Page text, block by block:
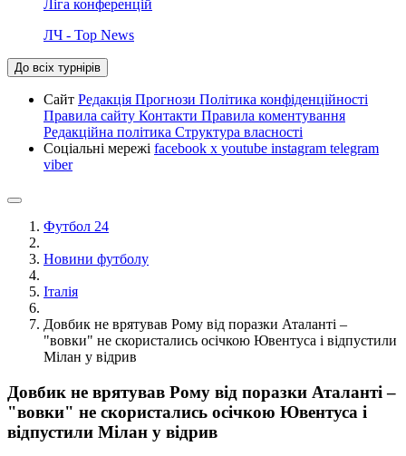
Ліга конференцій
ЛЧ - Top News
До всіх турнірів
Сайт Редакція Прогнози Політика конфіденційності
Правила сайту Контакти Правила коментування
Редакційна політика Структура власності
Соціальні мережі facebook x youtube instagram telegram
viber
Футбол 24
Новини футболу
Італія
Довбик не врятував Рому від поразки Аталанті –
"вовки" не скористались осічкою Ювентуса і відпустили
Мілан у відрив
Довбик не врятував Рому від поразки Аталанті –
"вовки" не скористались осічкою Ювентуса і
відпустили Мілан у відрив